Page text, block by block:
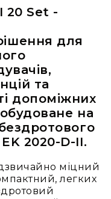
20 Set -
для
та
допоміжних
на
2020-D-II.
міцний
легких